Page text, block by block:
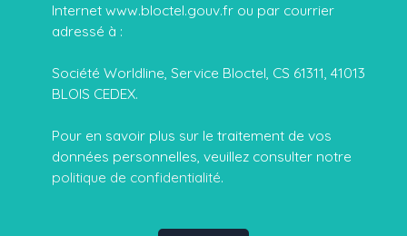
Internet www.bloctel.gouv.fr ou par courrier
adressé à :
Société Worldline, Service Bloctel, CS 61311, 41013
BLOIS CEDEX.
Pour en savoir plus sur le traitement de vos
données personnelles, veuillez consulter notre
politique de confidentialité.